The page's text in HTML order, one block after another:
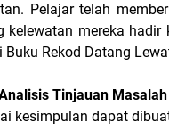
Pelajar telah
kelewatan mereka
Buku Rekod Datang
Tinjauan Masalah
kesimpulan dapat